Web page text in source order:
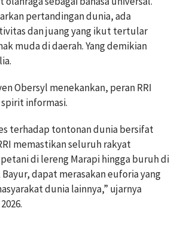
pertandingan dunia, ada
dan juang yang ikut tertular
mudadi daerah. Yang demikian
Obersyl menekankan, peran RRI
informasi.
terhadap tontonan dunia bersifat
memastikan seluruh rakyat
di lereng Marapi hingga buruh di
dapat merasakan euforia yang
dunia lainnya,” ujarnya